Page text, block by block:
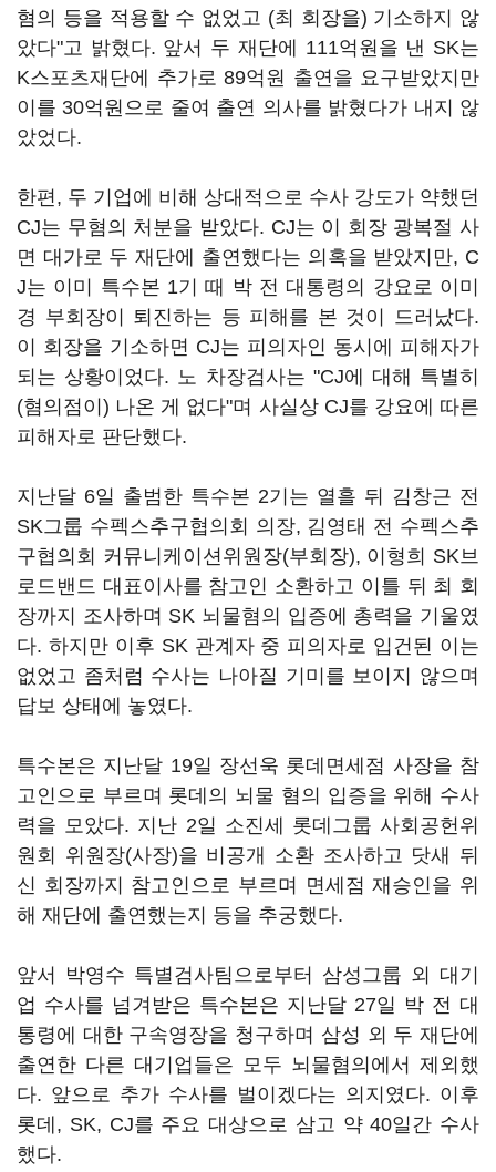
혐의 등을 적용할 수 없었고 (최 회장을) 기소하지 않
았다"고 밝혔다. 앞서 두 재단에 111억원을 낸 SK는
K스포츠재단에 추가로 89억원 출연을 요구받았지만
이를 30억원으로 줄여 출연 의사를 밝혔다가 내지 않
았었다.
한편, 두 기업에 비해 상대적으로 수사 강도가 약했던
CJ는 무혐의 처분을 받았다. CJ는 이 회장 광복절 사
면 대가로 두 재단에 출연했다는 의혹을 받았지만, C
J는 이미 특수본 1기 때 박 전 대통령의 강요로 이미
경 부회장이 퇴진하는 등 피해를 본 것이 드러났다.
이 회장을 기소하면 CJ는 피의자인 동시에 피해자가
되는 상황이었다. 노 차장검사는 "CJ에 대해 특별히
(혐의점이) 나온 게 없다"며 사실상 CJ를 강요에 따른
피해자로 판단했다.
지난달 6일 출범한 특수본 2기는 열흘 뒤 김창근 전
SK그룹 수펙스추구협의회 의장, 김영태 전 수펙스추
구협의회 커뮤니케이션위원장(부회장), 이형희 SK브
로드밴드 대표이사를 참고인 소환하고 이틀 뒤 최 회
장까지 조사하며 SK 뇌물혐의 입증에 총력을 기울였
다. 하지만 이후 SK 관계자 중 피의자로 입건된 이는
없었고 좀처럼 수사는 나아질 기미를 보이지 않으며
답보 상태에 놓였다.
특수본은 지난달 19일 장선욱 롯데면세점 사장을 참
고인으로 부르며 롯데의 뇌물 혐의 입증을 위해 수사
력을 모았다. 지난 2일 소진세 롯데그룹 사회공헌위
원회 위원장(사장)을 비공개 소환 조사하고 닷새 뒤
신 회장까지 참고인으로 부르며 면세점 재승인을 위
해 재단에 출연했는지 등을 추궁했다.
앞서 박영수 특별검사팀으로부터 삼성그룹 외 대기
업 수사를 넘겨받은 특수본은 지난달 27일 박 전 대
통령에 대한 구속영장을 청구하며 삼성 외 두 재단에
출연한 다른 대기업들은 모두 뇌물혐의에서 제외했
다. 앞으로 추가 수사를 벌이겠다는 의지였다. 이후
롯데, SK, CJ를 주요 대상으로 삼고 약 40일간 수사
했다.